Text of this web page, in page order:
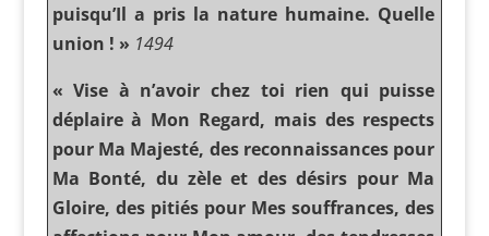
puisqu’Il a pris la nature humaine. Quelle
union ! » 1494
« Vise à n’avoir chez toi rien qui puisse
déplaire à Mon Regard, mais des respects
pour Ma Majesté, des reconnaissances pour
Ma Bonté, du zèle et des désirs pour Ma
Gloire, des pitiés pour Mes souffrances, des